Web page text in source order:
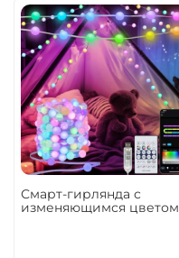
Смарт-гирлянда с
изменяющимся цветом